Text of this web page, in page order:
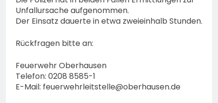
Unfallursache aufgenommen.
Der Einsatz dauerte in etwa zweieinhalb Stunden.
Rückfragen bitte an:
Feuerwehr Oberhausen
Telefon: 0208 8585-1
E-Mail: feuerwehrleitstelle@oberhausen.de